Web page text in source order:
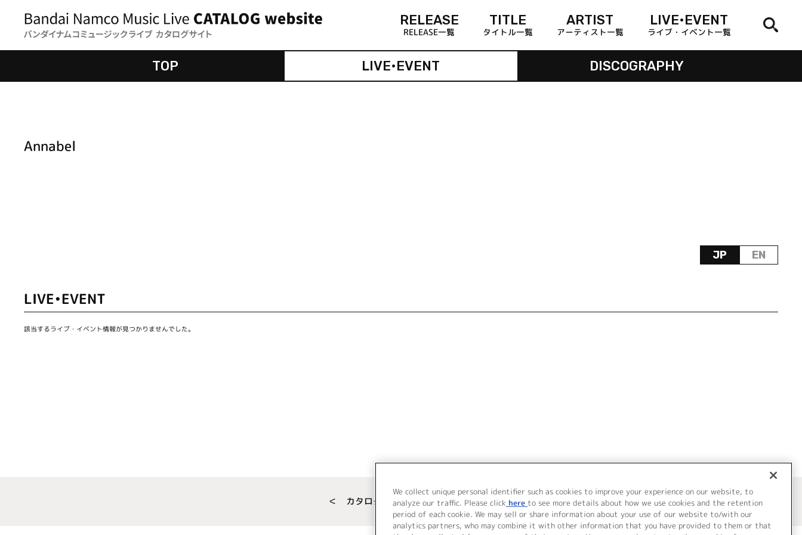
RELEASE
RELEASE一覧
TITLE
タイトル一覧
ARTIST
アーティスト一覧
LIVE•EVENT
ライブ・イベント一覧
TOP LIVE•EVENT DISCOGRAPHY
Annabel
JP EN
LIVE•EVENT
該当するライブ・イベント情報が見つかりませんでした。
＜ カタログサイト トップページへ
We collect unique personal identifier such as cookies to improve your experience on our website, to
analyze our traffic. Please click here to see more details about how we use cookies and the retention
period of each cookie. We may sell or share information about your use of our website to/with our
analytics partners, who may combine it with other information that you have provided to them or that